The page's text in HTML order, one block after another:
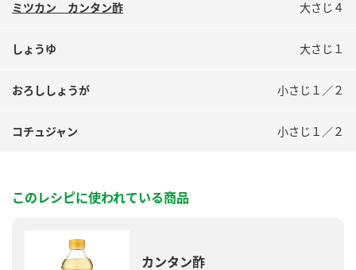
業務用サイト ミツカングループについて 製造所固有記号一覧
ミツカン カンタン酢 大さじ４
しょうゆ 大さじ１
おろししょうが 小さじ１／２
コチュジャン 小さじ１／２
このレシピに使われている商品
カンタン酢